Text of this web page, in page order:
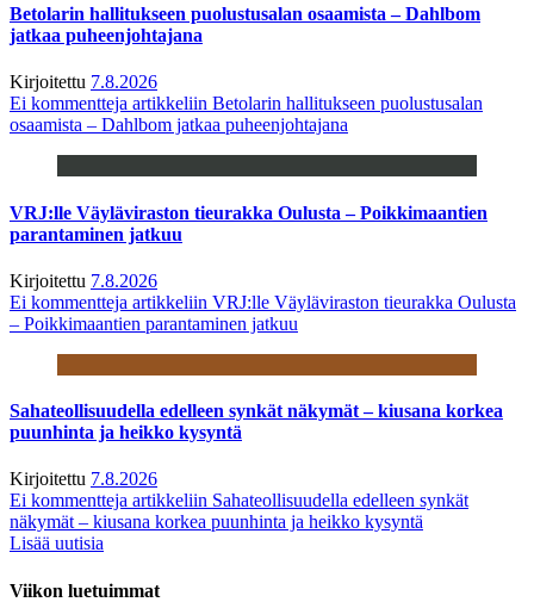
Betolarin hallitukseen puolustusalan osaamista – Dahlbom
jatkaa puheenjohtajana
Kirjoitettu 7.8.2026
Ei kommentteja artikkeliin Betolarin hallitukseen puolustusalan
osaamista – Dahlbom jatkaa puheenjohtajana
VRJ:lle Väyläviraston tieurakka Oulusta – Poikkimaantien
parantaminen jatkuu
Kirjoitettu 7.8.2026
Ei kommentteja artikkeliin VRJ:lle Väyläviraston tieurakka Oulusta
– Poikkimaantien parantaminen jatkuu
Sahateollisuudella edelleen synkät näkymät – kiusana korkea
puunhinta ja heikko kysyntä
Kirjoitettu 7.8.2026
Ei kommentteja artikkeliin Sahateollisuudella edelleen synkät
näkymät – kiusana korkea puunhinta ja heikko kysyntä
Lisää uutisia
Viikon luetuimmat